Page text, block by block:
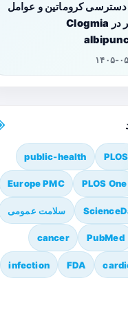
کروماتین و عوامل
آغازگر در Clogmia
۰۵-۱۶
PLOS
public-health
PLOS One
Europe PMC
سلامت عمومی
PubMed
cancer
FDA
infection